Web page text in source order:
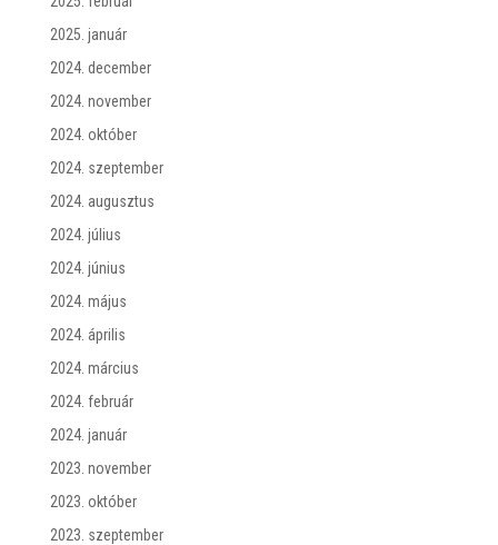
2025. január
2024. december
2024. november
2024. október
2024. szeptember
2024. augusztus
2024. július
2024. június
2024. május
2024. április
2024. március
2024. február
2024. január
2023. november
2023. október
2023. szeptember